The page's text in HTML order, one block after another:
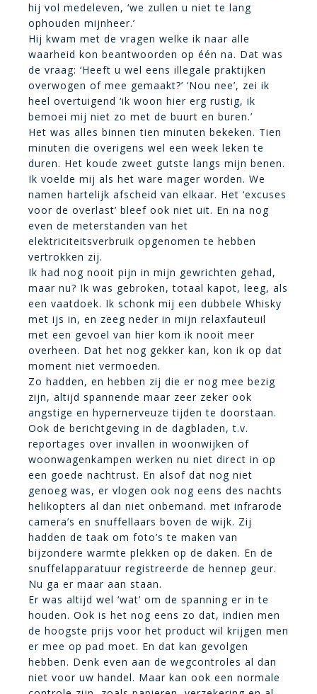
hij vol medeleven, ‘we zullen u niet te lang
ophouden mijnheer.’
Hij kwam met de vragen welke ik naar alle
waarheid kon beantwoorden op één na. Dat was
de vraag: ‘Heeft u wel eens illegale praktijken
overwogen of mee gemaakt?’ ‘Nou nee’, zei ik
heel overtuigend ‘ik woon hier erg rustig, ik
bemoei mij niet zo met de buurt en buren.’
Het was alles binnen tien minuten bekeken. Tien
minuten die overigens wel een week leken te
duren. Het koude zweet gutste langs mijn benen.
Ik voelde mij als het ware mager worden. We
namen hartelijk afscheid van elkaar. Het ‘excuses
voor de overlast’ bleef ook niet uit. En na nog
even de meterstanden van het
elektriciteitsverbruik opgenomen te hebben
vertrokken zij.
Ik had nog nooit pijn in mijn gewrichten gehad,
maar nu? Ik was gebroken, totaal kapot, leeg, als
een vaatdoek. Ik schonk mij een dubbele Whisky
met ijs in, en zeeg neder in mijn relaxfauteuil
met een gevoel van hier kom ik nooit meer
overheen. Dat het nog gekker kan, kon ik op dat
moment niet vermoeden.
Zo hadden, en hebben zij die er nog mee bezig
zijn, altijd spannende maar zeer zeker ook
angstige en hypernerveuze tijden te doorstaan.
Ook de berichtgeving in de dagbladen, t.v.
reportages over invallen in woonwijken of
woonwagenkampen werken nu niet direct in op
een goede nachtrust. En alsof dat nog niet
genoeg was, er vlogen ook nog eens des nachts
helikopters al dan niet onbemand. met infrarode
camera’s en snuffellaars boven de wijk. Zij
hadden de taak om foto’s te maken van
bijzondere warmte plekken op de daken. En de
snuffelapparatuur registreerde de hennep geur.
Nu ga er maar aan staan.
Er was altijd wel ‘wat’ om de spanning er in te
houden. Ook is het nog eens zo dat, indien men
de hoogste prijs voor het product wil krijgen men
er mee op pad moet. En dat kan gevolgen
hebben. Denk even aan de wegcontroles al dan
niet voor uw handel. Maar kan ook een normale